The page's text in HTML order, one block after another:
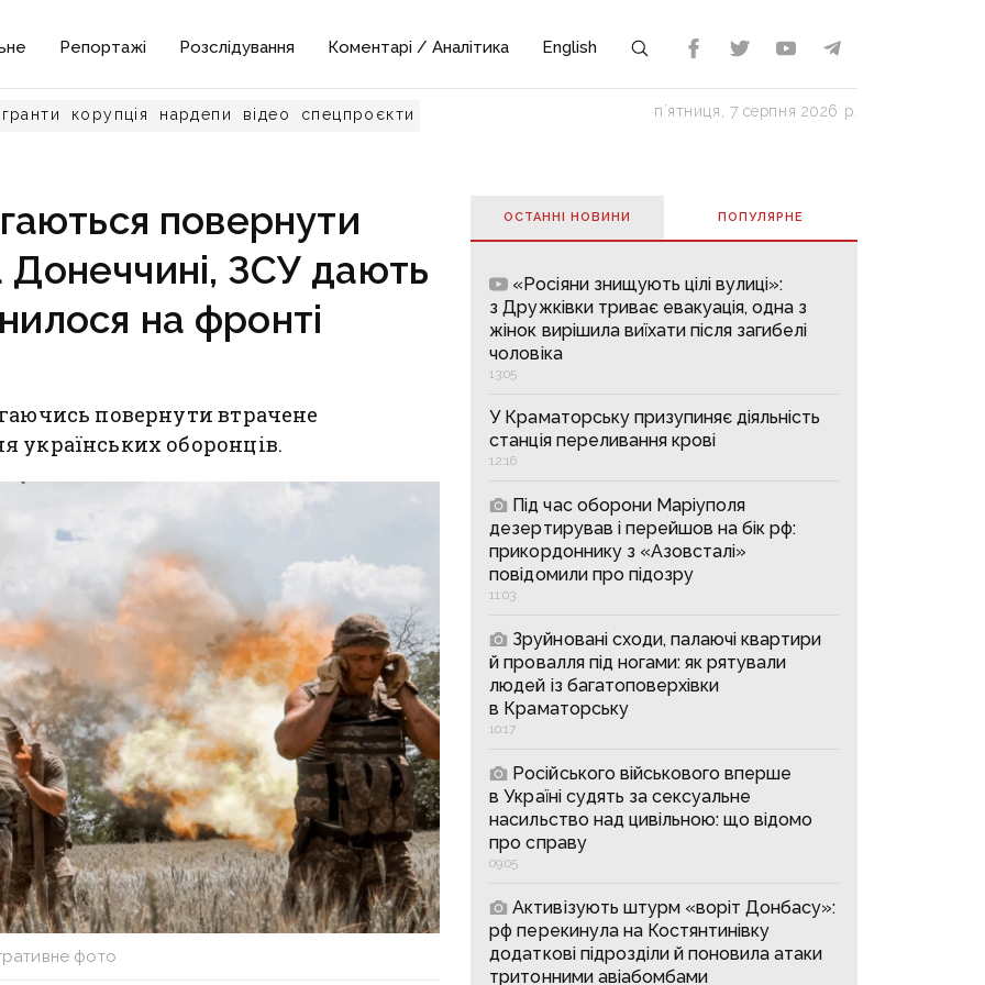
Репортажі Розслідування Коментарі / Аналітика English
гранти корупція нардепи відео спецпроєкти пʼятниця, 7 серпня 2026 р.
повернути
Донеччині, ЗСУ дають
на фронті
повернути втрачене
українських оборонців.
фото
ОСТАННІ НОВИНИ ПОПУЛЯРНE
«Росіяни знищують цілі вулиці»:
з Дружківки триває евакуація, одна з
жінок вирішила виїхати після загибелі
чоловіка
13:05
У Краматорську призупиняє діяльність
станція переливання крові
12:16
Під час оборони Маріуполя
дезертирував і перейшов на бік рф:
прикордоннику з «Азовсталі»
повідомили про підозру
11:03
Зруйновані сходи, палаючі квартири
й провалля під ногами: як рятували
людей із багатоповерхівки
в Краматорську
10:17
Російського військового вперше
в Україні судять за сексуальне
насильство над цивільною: що відомо
про справу
09:05
Активізують штурм «воріт Донбасу»:
рф перекинула на Костянтинівку
додаткові підрозділи й поновила атаки
тритонними авіабомбами